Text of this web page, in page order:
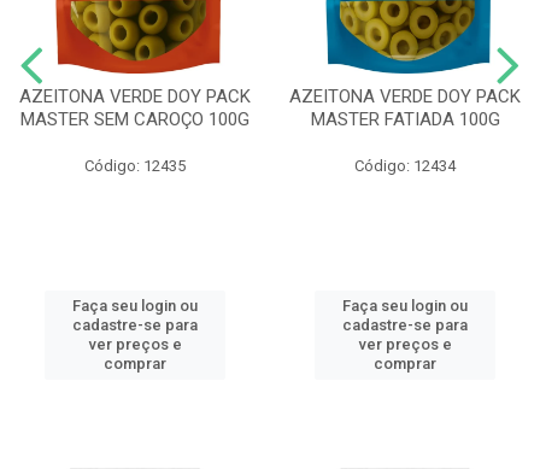
AZEITONA VERDE DOY PACK
MASTER SEM CAROÇO 100G
Código: 12435
Faça seu login ou
cadastre-se para
ver preços e
comprar
AZEITONA VERDE DOY PACK
MASTER FATIADA 100G
Código: 12434
Faça seu login ou
cadastre-se para
ver preços e
comprar